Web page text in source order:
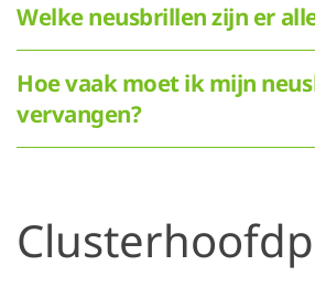
Welke neusbrillen zijn er
Hoe vaak moet ik mijn
vervangen?